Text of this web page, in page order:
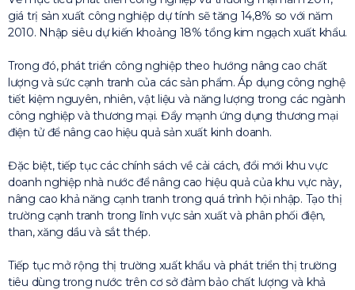
giá trị sản xuất công nghiệp dự tính sẽ tăng 14,8% so với năm
2010. Nhập siêu dự kiến khoảng 18% tổng kim ngạch xuất khẩu.
Trong đó, phát triển công nghiệp theo hướng nâng cao chất
lượng và sức cạnh tranh của các sản phẩm. Áp dụng công nghệ
tiết kiệm nguyên, nhiên, vật liệu và năng lượng trong các ngành
công nghiệp và thương mại. Đẩy mạnh ứng dụng thương mại
điện tử để nâng cao hiệu quả sản xuất kinh doanh.
Đặc biệt, tiếp tục các chính sách về cải cách, đổi mới khu vực
doanh nghiệp nhà nước để nâng cao hiệu quả của khu vực này,
nâng cao khả năng cạnh tranh trong quá trình hội nhập. Tạo thị
trường cạnh tranh trong lĩnh vực sản xuất và phân phối điện,
than, xăng dầu và sắt thép.
Tiếp tục mở rộng thị trường xuất khẩu và phát triển thị trường
tiêu dùng trong nước trên cơ sở đảm bảo chất lượng và khả